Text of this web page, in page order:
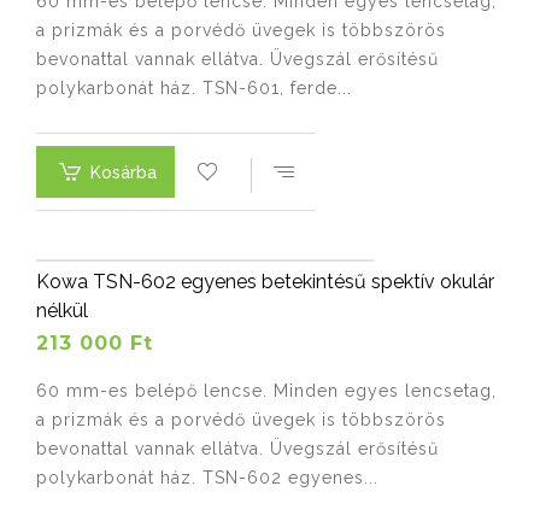
a prizmák és a porvédő üvegek is többszörös
bevonattal vannak ellátva. Üvegszál erősítésű
polykarbonát ház. TSN-601, ferde...
Kosárba
Kowa TSN-602 egyenes betekintésű spektív okulár
nélkül
213 000 Ft
60 mm-es belépő lencse. Minden egyes lencsetag,
a prizmák és a porvédő üvegek is többszörös
bevonattal vannak ellátva. Üvegszál erősítésű
polykarbonát ház. TSN-602 egyenes...